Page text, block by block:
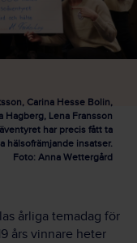
Carina Hesse Bolin,
Hagberg, Lena Fransson
har precis fått ta
hälsofrämjande insatser.
Foto: Anna Wettergård
årliga temadag för
års vinnare heter